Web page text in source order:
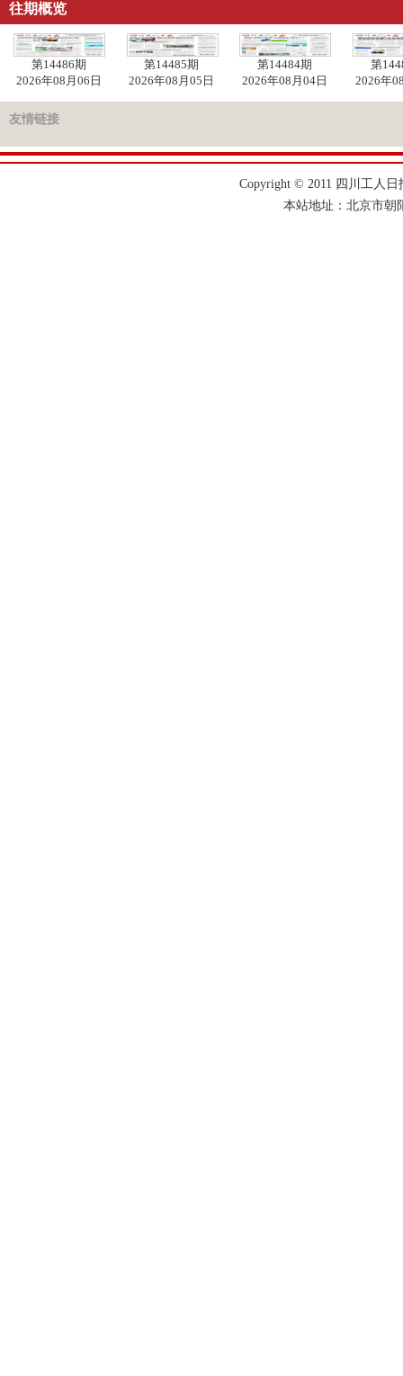
往期概览
第14486期
2026年08月06日
第14485期
2026年08月05日
第14484期
2026年08月04日
第
2026年
友情链接
Copyright © 2011 四川工人
本站地址：北京市